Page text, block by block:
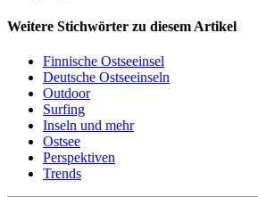
Weitere Stichwörter zu diesem Artikel
Finnische Ostseeinsel
Deutsche Ostseeinseln
Outdoor
Surfing
Inseln und mehr
Ostsee
Perspektiven
Trends